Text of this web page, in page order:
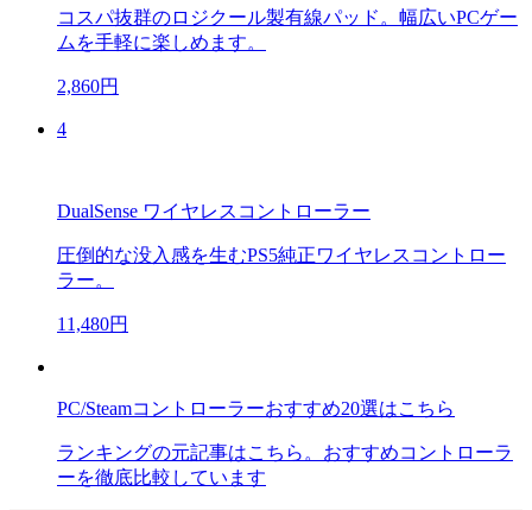
コスパ抜群のロジクール製有線パッド。幅広いPCゲー
ムを手軽に楽しめます。
2,860円
4
DualSense ワイヤレスコントローラー
圧倒的な没入感を生むPS5純正ワイヤレスコントロー
ラー。
11,480円
PC/Steamコントローラーおすすめ20選はこちら
ランキングの元記事はこちら。おすすめコントローラ
ーを徹底比較しています